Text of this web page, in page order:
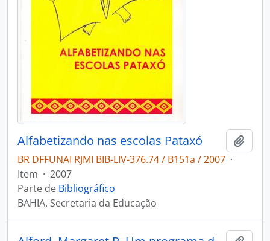
Alfabetizando nas escolas Pataxó
BR DFFUNAI RJMI BIB-LIV-376.74 / B151a / 2007 ·
Item · 2007
Parte de Bibliográfico
BAHIA. Secretaria da Educação